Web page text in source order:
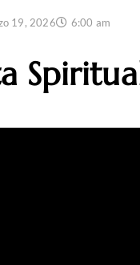
19, 2026 6:00 am